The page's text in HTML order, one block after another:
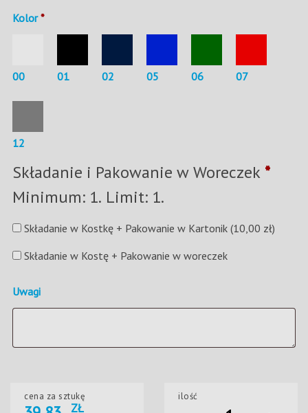
Kolor*
00 01 02 05 06 07
12
Składanie i Pakowanie w Woreczek *
Minimum: 1. Limit: 1.
Składanie w Kostkę + Pakowanie w Kartonik (10,00 zł)
Składanie w Kostę + Pakowanie w woreczek
Uwagi
cena za sztukę
ZŁ
ilość